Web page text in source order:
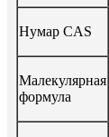
Нумар CAS
Малекулярная
формула